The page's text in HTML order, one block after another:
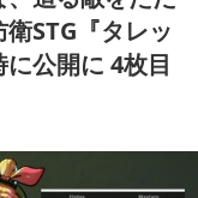
STG『タレッ
公開に 4枚目